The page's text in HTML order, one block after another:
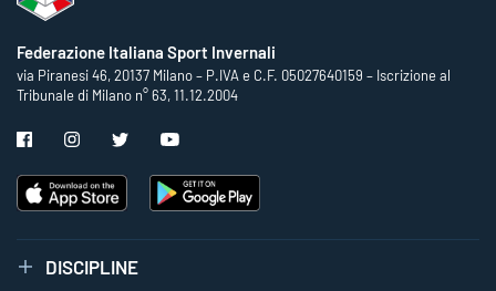
Federazione Italiana Sport Invernali
via Piranesi 46, 20137 Milano – P.IVA e C.F. 05027640159 – Iscrizione al
Tribunale di Milano n° 63, 11.12.2004
DISCIPLINE